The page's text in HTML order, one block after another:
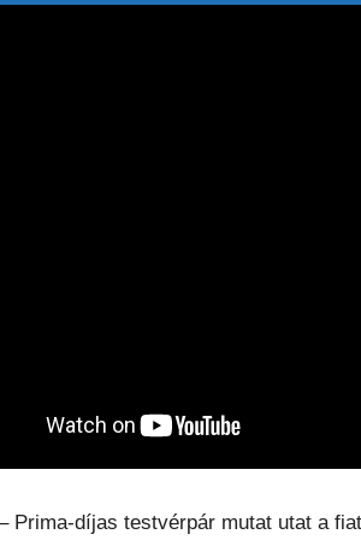
Prima-díjas testvérpár mutat utat a